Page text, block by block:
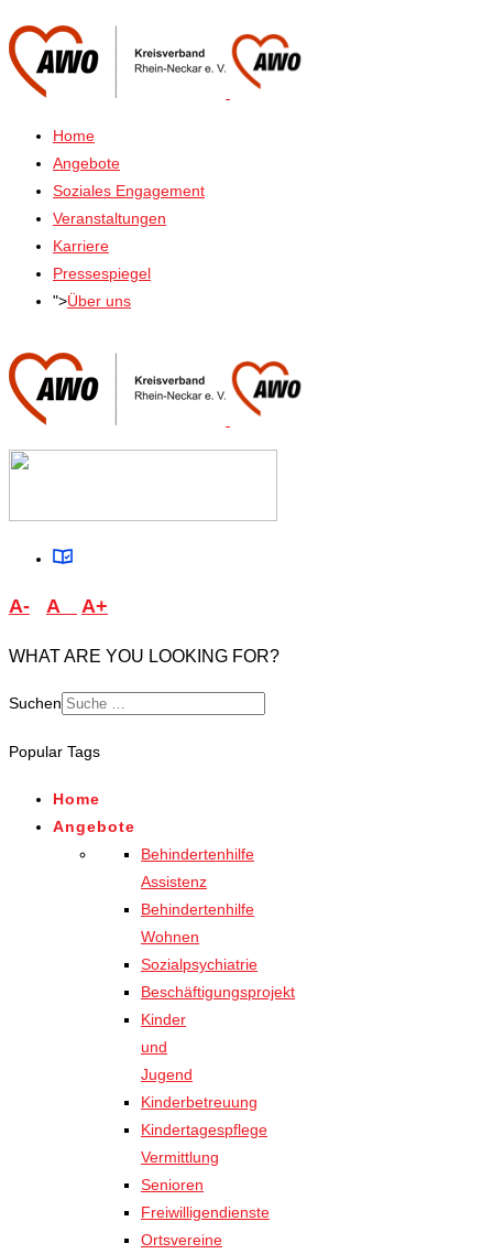
Home
Angebote
Soziales Engagement
Veranstaltungen
Karriere
Pressespiegel
">Über uns
A- A A+
WHAT ARE YOU LOOKING FOR?
Suchen
for results.
Popular Tags
Home
Angebote
Behindertenhilfe
Assistenz
Behindertenhilfe
Wohnen
Sozialpsychiatrie
Beschäftigungsprojekt
Kinder
und
Jugend
Kinderbetreuung
Kindertagespflege
Vermittlung
Senioren
Freiwilligendienste
Ortsvereine